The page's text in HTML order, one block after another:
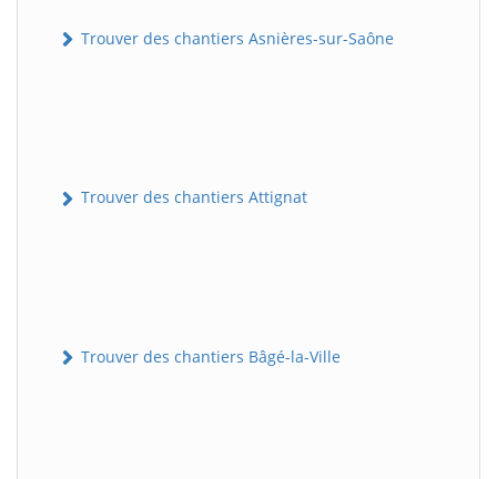
Trouver des chantiers Asnières-sur-Saône
Trouver des chantiers Attignat
Trouver des chantiers Bâgé-la-Ville